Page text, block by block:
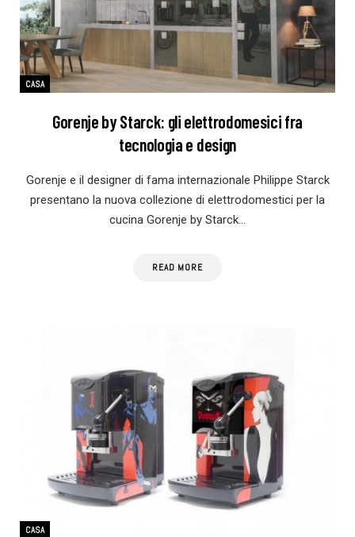
CASA
Gorenje by Starck: gli elettrodomesici fra
tecnologia e design
Gorenje e il designer di fama internazionale Philippe Starck
presentano la nuova collezione di elettrodomestici per la
cucina Gorenje by Starck…
READ MORE
CASA